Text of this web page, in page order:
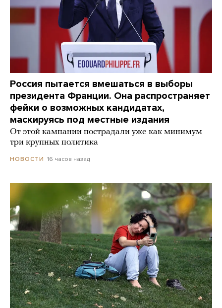
Россия пытается вмешаться в выборы
президента Франции. Она распространяет
фейки о возможных кандидатах,
маскируясь под местные издания
От этой кампании пострадали уже как минимум
три крупных политика
НОВОСТИ 16 часов назад